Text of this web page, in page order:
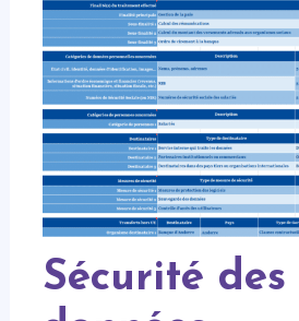
Sécurité des